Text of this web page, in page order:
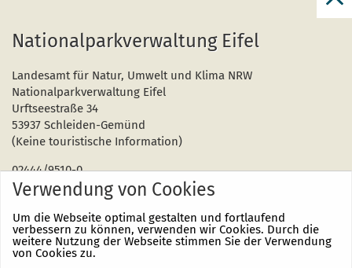
Nationalparkverwaltung Eifel
Landesamt für Natur, Umwelt und Klima NRW
Nationalparkverwaltung Eifel
Urftseestraße 34
53937 Schleiden-Gemünd
(Keine touristische Information)
02444/9510-0
info@nationalpark-eifel.de
Montag bis Donnerstag:
9:00 bis 12:00 Uhr
13:30 bis 15:00 Uhr
Verwendung von Cookies
Um die Webseite optimal gestalten und fortlaufend
verbessern zu können, verwenden wir Cookies. Durch die
weitere Nutzung der Webseite stimmen Sie der Verwendung
von Cookies zu.